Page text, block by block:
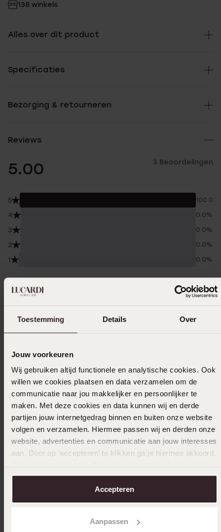
Toestemming Details Over
Jouw voorkeuren
Wij gebruiken altijd functionele en analytische cookies. Ook
willen we cookies plaatsen en data verzamelen om de
communicatie naar jou makkelijker en persoonlijker te
maken. Met deze cookies en data kunnen wij en derde
partijen jouw internetgedrag binnen en buiten onze website
volgen en verzamelen. Hiermee passen wij en derden onze
website, advertenties en communicatie aan jouw interesses
aan. Door op ‘accepteren’ te klikken ga je hiermee akkoord.
over in onscookiebeleid.
Accepteren
Aanpassen
138 winkels
Alles over dit product
Specificaties
Bezorging & retourneren
Reviews
5.00 3 Beoordelingen
5 100.0%
4 0.0%
3 0.0%
2 0.0%
1 0.0%
van
Trusted shops
16-12-2023 - Suzana H.
01-07-2023 - Massiel B.
01-12-2022 - Marleen H.
enthousiast hij dit gaat uitpakken